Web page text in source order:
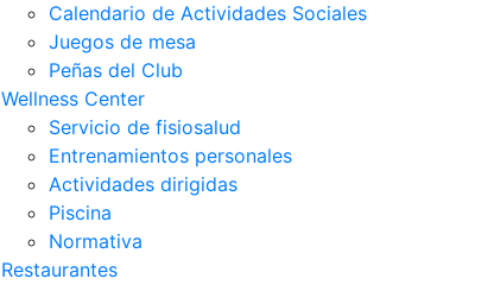
Calendario de Actividades Sociales
Juegos de mesa
Peñas del Club
Wellness Center
Servicio de fisiosalud
Entrenamientos personales
Actividades dirigidas
Piscina
Normativa
Restaurantes